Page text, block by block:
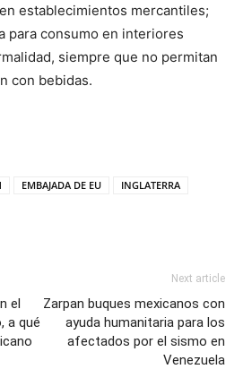
establecimientos mercantiles;
para consumo en interiores
siempre que no permitan
con bebidas.
EMBAJADA DE EU
INGLATERRA
el
a qué
Next article
Zarpan buques mexicanos con
ayuda humanitaria para los
afectados por el sismo en
Venezuela